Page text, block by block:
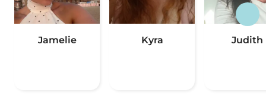
Jamelie Kyra Judith